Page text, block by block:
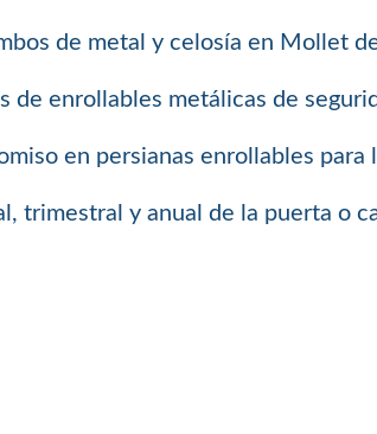
de metal y celosía en Mollet
de enrollables metálicas de
en persianas enrollables
trimestral y anual de la puerta o